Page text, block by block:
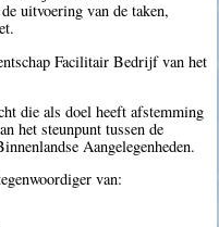
uitvoering van de taken,
Facilitair Bedrijf van het
die als doel heeft afstemming
het steunpunt tussen de
Aangelegenheden.
van: